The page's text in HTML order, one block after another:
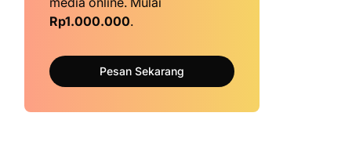
Rp1.000.000.
Pesan Sekarang